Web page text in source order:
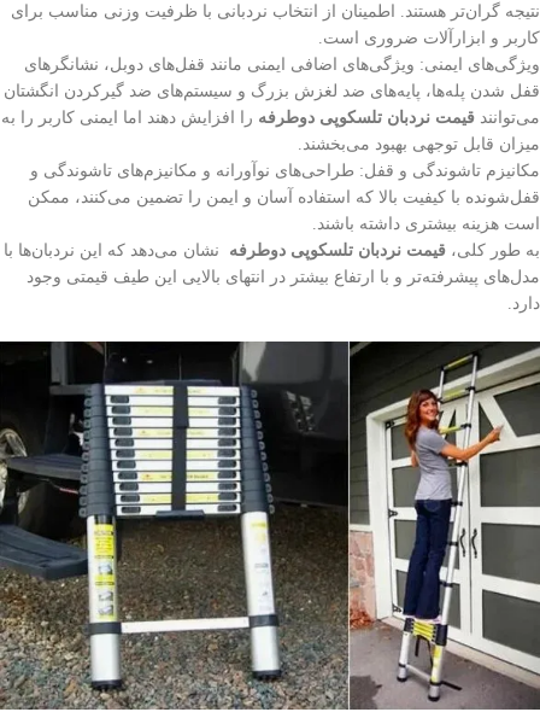
نتیجه گران‌تر هستند. اطمینان از انتخاب نردبانی با ظرفیت وزنی مناسب برای
کاربر و ابزارآلات ضروری است.
ویژگی‌های ایمنی: ویژگی‌های اضافی ایمنی مانند قفل‌های دوبل، نشانگرهای
قفل شدن پله‌ها، پایه‌های ضد لغزش بزرگ و سیستم‌های ضد گیرکردن انگشتان
می‌توانند قیمت نردبان تلسکوپی دوطرفه را افزایش دهند اما ایمنی کاربر را به
میزان قابل توجهی بهبود می‌بخشند.
مکانیزم تاشوندگی و قفل: طراحی‌های نوآورانه و مکانیزم‌های تاشوندگی و
قفل‌شونده با کیفیت بالا که استفاده آسان و ایمن را تضمین می‌کنند، ممکن
است هزینه بیشتری داشته باشند.
به طور کلی، قیمت نردبان تلسکوپی دوطرفه نشان می‌دهد که این نردبان‌ها با
مدل‌های پیشرفته‌تر و با ارتفاع بیشتر در انتهای بالایی این طیف قیمتی وجود
دارد.